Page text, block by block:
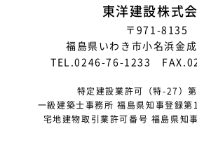
東洋建設株式
〒971-8135
福島県いわき市小名浜金
TEL.0246-76-1233
特定建設業許可（特-27）
一級建築士事務所 福島県知事登録
宅地建物取引業許可番号 福島県知